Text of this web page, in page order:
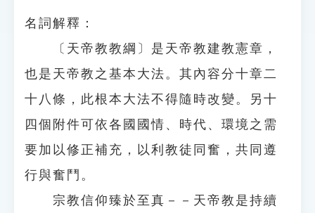
名詞解釋：
〔天帝教教綱〕是天帝教建教憲章，
也是天帝教之基本大法。其內容分十章二
十八條，此根本大法不得隨時改變。另十
四個附件可依各國國情、時代、環境之需
要加以修正補充，以利教徒同奮，共同遵
行與奮鬥。
宗教信仰臻於至真－－天帝教是持續